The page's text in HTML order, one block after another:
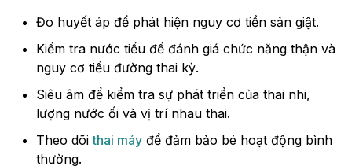
Đo huyết áp để phát hiện nguy cơ tiền sản giật.
Kiểm tra nước tiểu để đánh giá chức năng thận và
nguy cơ tiểu đường thai kỳ.
Siêu âm để kiểm tra sự phát triển của thai nhi,
lượng nước ối và vị trí nhau thai.
Theo dõithai máy để đảm bảo bé hoạt động bình
thường.